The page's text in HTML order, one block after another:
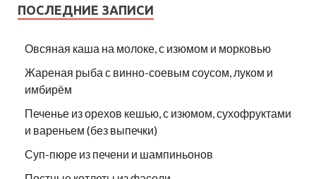
ПОСЛЕДНИЕ ЗАПИСИ
Овсяная каша на молоке, с изюмом и морковью
Жареная рыба с винно-соевым соусом, луком и
имбирём
Печенье из орехов кешью, с изюмом, сухофруктами
и вареньем (без выпечки)
Суп-пюре из печени и шампиньонов